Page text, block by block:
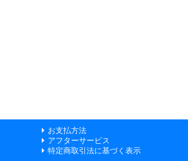
お支払方法
アフターサービス
特定商取引法に基づく表示